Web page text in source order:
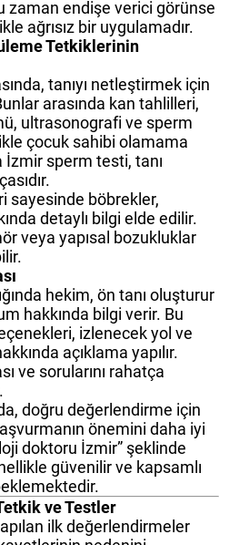
zaman endişe verici görünse
ağrısız bir uygulamadır.
Tetkiklerinin
tanıyı netleştirmek için
arasında kan tahlilleri,
ultrasonografi ve sperm
çocuk sahibi olamama
sperm testi, tanı
sayesinde böbrekler,
detaylı bilgi elde edilir.
veya yapısal bozukluklar
hekim, ön tanı oluşturur
hakkında bilgi verir. Bu
izlenecek yol ve
açıklama yapılır.
ve sorularını rahatça
doğru değerlendirme için
önemini daha iyi
doktoru İzmir” şeklinde
güvenilir ve kapsamlı
ve Testler
ilk değerlendirmeler